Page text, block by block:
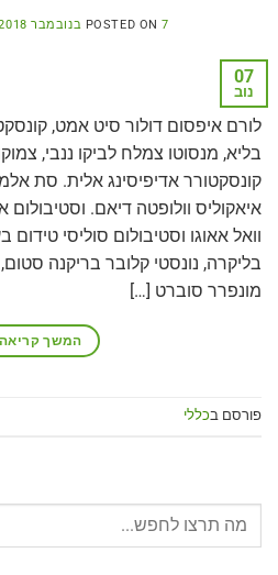
POSTED ON7 בנובמבר 2018
07
נוב
לורם איפסום דולור סיט אמט,
בליא, מנסוטו צמלח לביקו ננבי,
קונסקטורר אדיפיסינג אלית. סת
איאקוליס וולופטה דיאם.
וואל אאוגו וסטיבולום סוליסי טידום
בליקרה, נונסטי קלובר בריקנה
מונפרר סוברט […]
המשך קריאה
פורסם בכללי